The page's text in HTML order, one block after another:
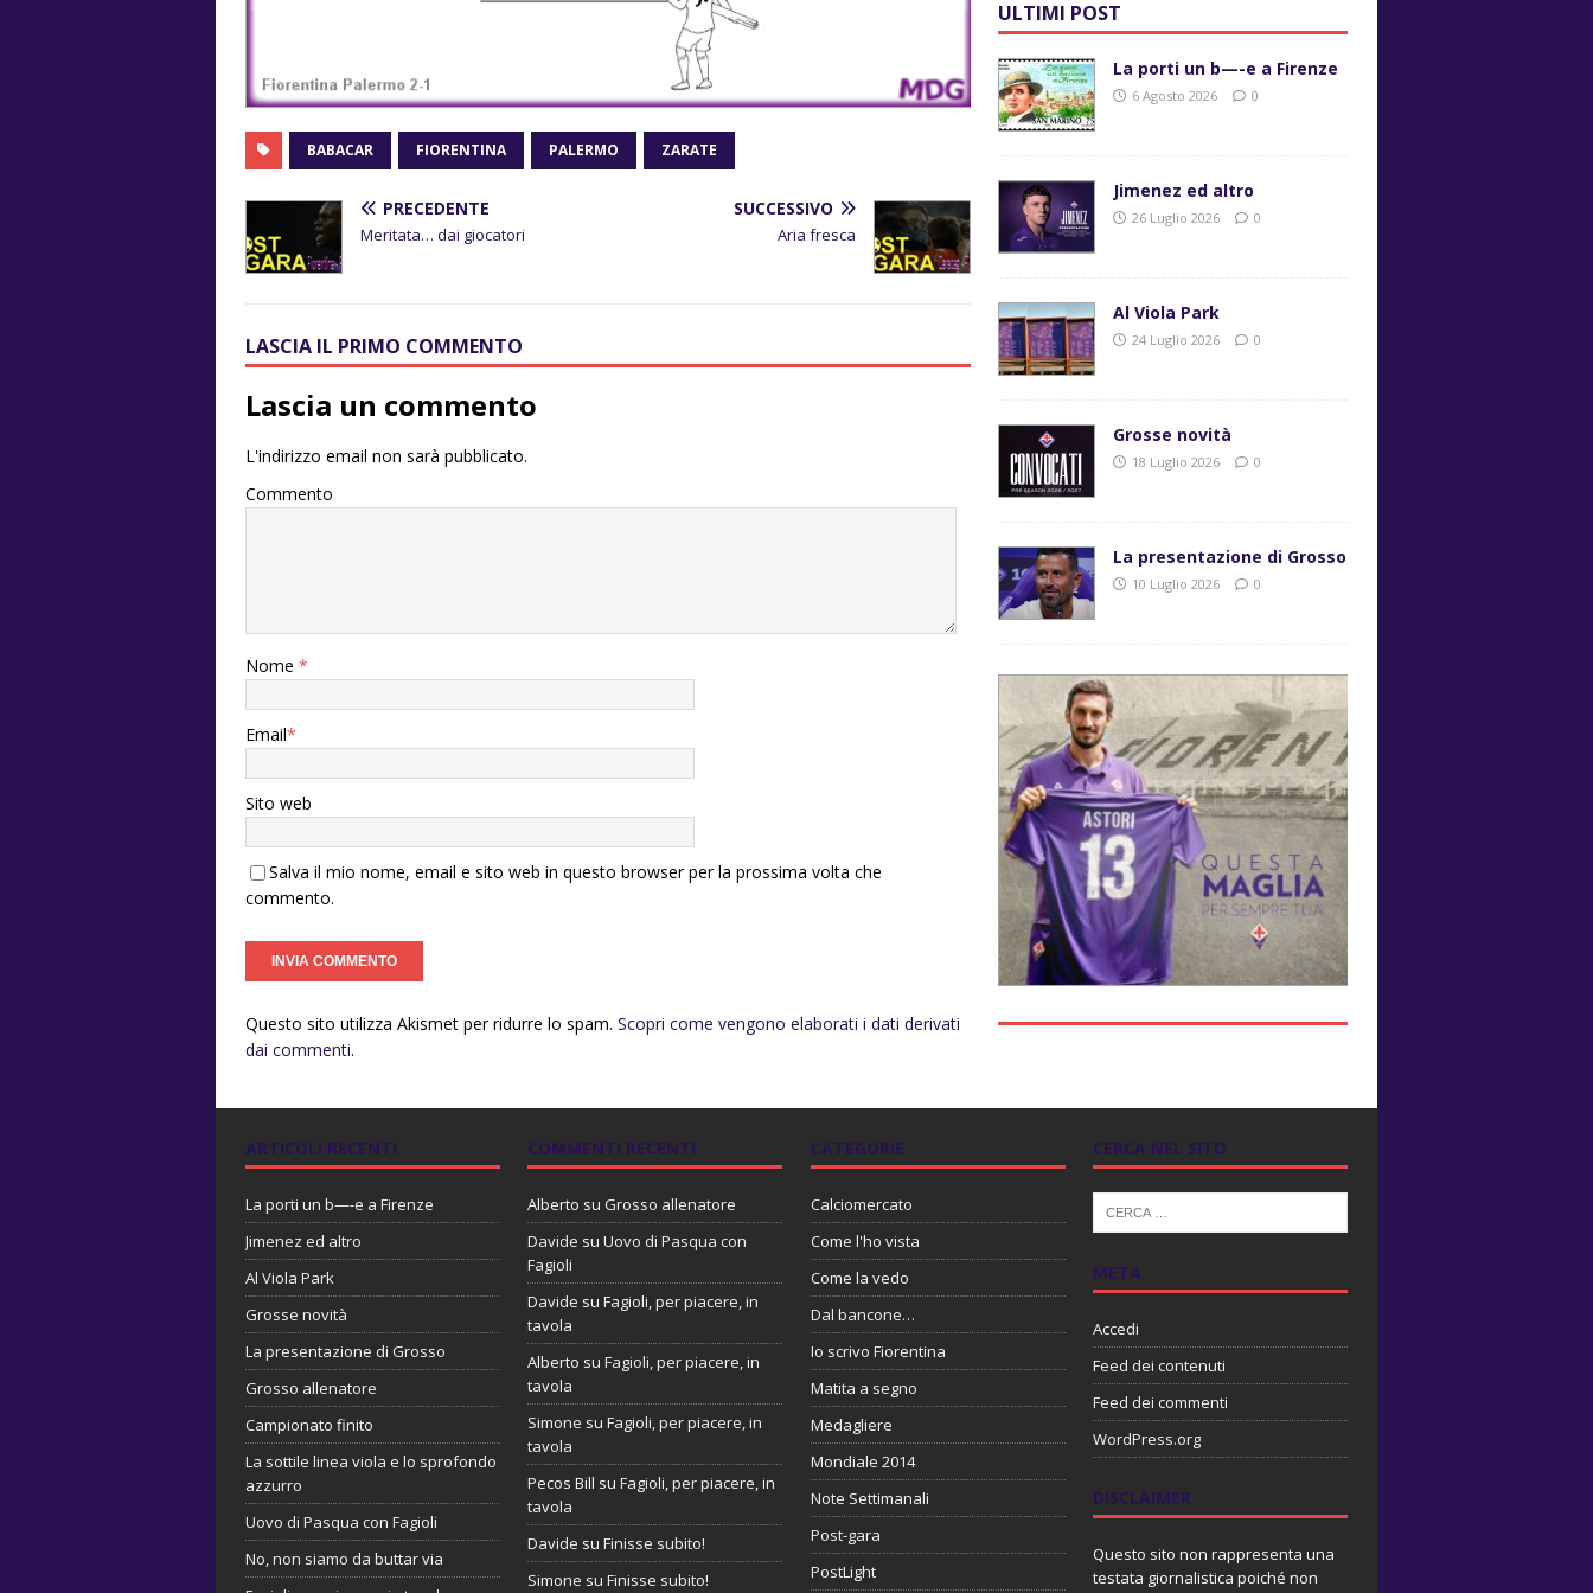
BABACAR FIORENTINA PALERMO ZARATE
PRECEDENTE
Meritata… dai giocatori
SUCCESSIVO
Aria fresca
LASCIA IL PRIMO COMMENTO
Lascia un commento
L'indirizzo email non sarà pubblicato.
Commento
Nome *
Email*
Sito web
Salva il mio nome, email e sito web in questo browser per la prossima volta che
commento.
Questo sito utilizza Akismet per ridurre lo spam. Scopri come vengono elaborati i dati derivati
dai commenti.
ULTIMI POST
La porti un b—-e a Firenze
6 Agosto 2026 0
Jimenez ed altro
26 Luglio 2026 0
Al Viola Park
24 Luglio 2026 0
Grosse novità
18 Luglio 2026 0
La presentazione di Grosso
10 Luglio 2026 0
ARTICOLI RECENTI
La porti un b—-e a Firenze
Jimenez ed altro
Al Viola Park
Grosse novità
La presentazione di Grosso
Grosso allenatore
Campionato finito
La sottile linea viola e lo sprofondo
azzurro
Uovo di Pasqua con Fagioli
No, non siamo da buttar via
COMMENTI RECENTI
Alberto su Grosso allenatore
Davide suUovo di Pasqua con
Fagioli
Davide suFagioli, per piacere, in
tavola
Alberto suFagioli, per piacere, in
tavola
Simone suFagioli, per piacere, in
tavola
Pecos Bill suFagioli, per piacere, in
tavola
Davide suFinisse subito!
Simone suFinisse subito!
CATEGORIE
Calciomercato
Come l'ho vista
Come la vedo
Dal bancone…
Io scrivo Fiorentina
Matita a segno
Medagliere
Mondiale 2014
Note Settimanali
Post-gara
PostLight
CERCA NEL SITO
META
Accedi
Feed dei contenuti
Feed dei commenti
WordPress.org
DISCLAIMER
Questo sito non rappresenta una
testata giornalistica poiché non